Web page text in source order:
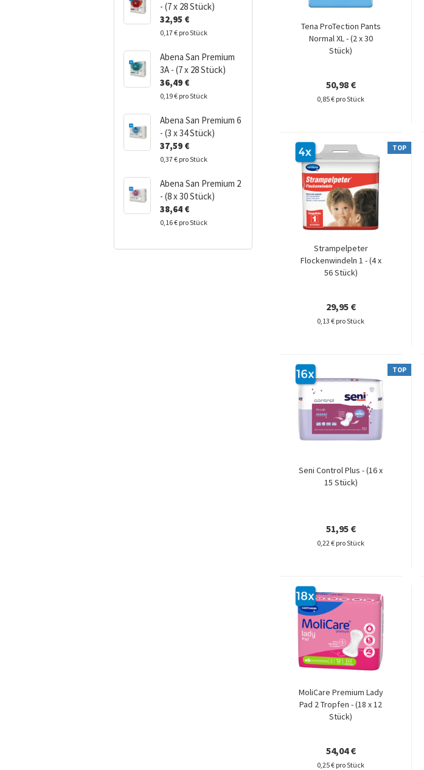
Tena ProTection Pants
Normal XL - (2 x 30
Stück)
50,98 €
0,85 € pro Stück
TOP
Strampelpeter
Flockenwindeln 1 - (4 x
56 Stück)
29,95 €
0,13 € pro Stück
TOP
Seni Control Plus - (16 x
15 Stück)
51,95 €
0,22 € pro Stück
MoliCare Premium Lady
Pad 2 Tropfen - (18 x 12
Stück)
54,04 €
0,25 € pro Stück
- (7 x 28 Stück)
32,95 €
0,17 € pro Stück
Abena San Premium
3A - (7 x 28 Stück)
36,49 €
0,19 € pro Stück
Abena San Premium 6
- (3 x 34 Stück)
37,59 €
0,37 € pro Stück
Abena San Premium 2
- (8 x 30 Stück)
38,64 €
0,16 € pro Stück